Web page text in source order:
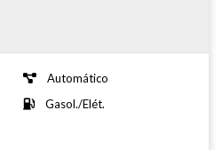
Automático
Gasol./Elét.